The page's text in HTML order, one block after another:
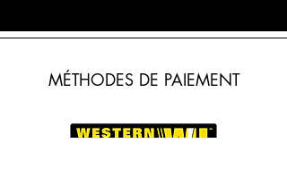
MÉTHODES DE PAIEMENT